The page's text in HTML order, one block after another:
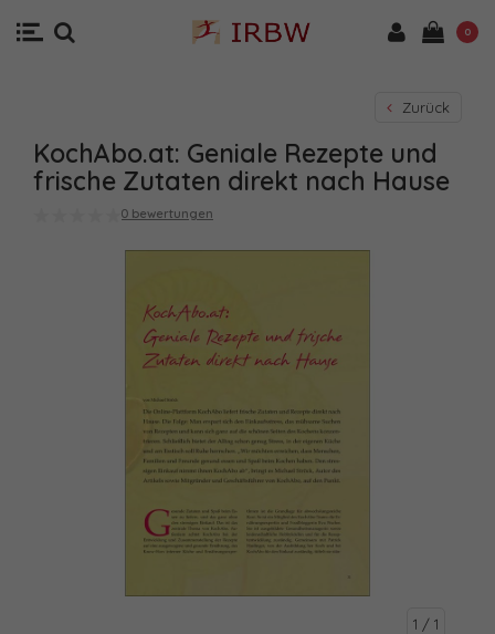
0
Zurück
KochAbo.at: Geniale Rezepte und
frische Zutaten direkt nach Hause
0 bewertungen
1 / 1